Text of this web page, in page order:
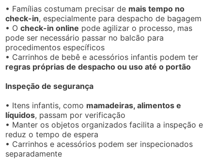
• Famílias costumam precisar de mais tempo no
check-in, especialmente para despacho de bagagem
• Ocheck-in online pode agilizar o processo, mas
pode ser necessário passar no balcão para
procedimentos específicos
• Carrinhos de bebê e acessórios infantis podem ter
regras próprias de despacho ou uso até o portão
Inspeção de segurança
• Itens infantis, como mamadeiras, alimentos e
líquidos, passam por verificação
• Manter os objetos organizados facilita a inspeção e
reduz o tempo de espera
• Carrinhos e acessórios podem ser inspecionados
separadamente